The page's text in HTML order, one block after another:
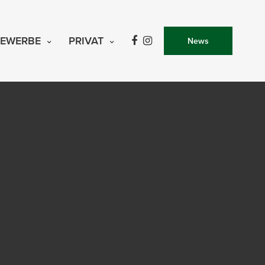
PRIVAT News